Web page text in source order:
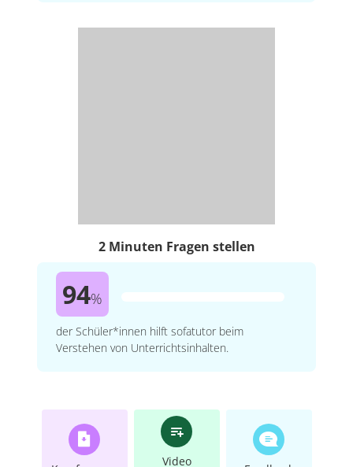
2 Minuten Fragen stellen
94%
der Schüler*innen hilft sofatutor beim
Verstehen von Unterrichtsinhalten.
Video